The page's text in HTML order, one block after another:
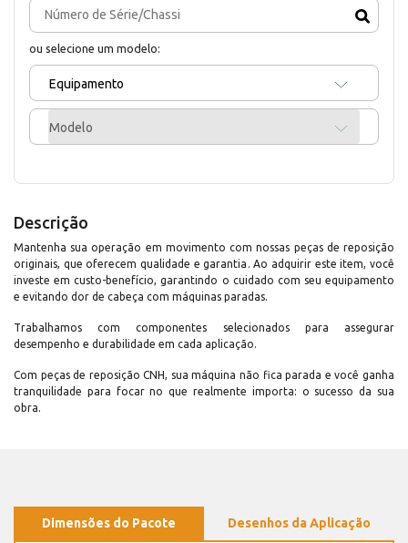
ou selecione um modelo:
Equipamento
Modelo
Descrição
Mantenha sua operação em movimento com nossas peças de reposição
originais, que oferecem qualidade e garantia. Ao adquirir este item, você
investe em custo-benefício, garantindo o cuidado com seu equipamento
e evitando dor de cabeça com máquinas paradas.
Trabalhamos com componentes selecionados para assegurar
desempenho e durabilidade em cada aplicação.
Com peças de reposição CNH, sua máquina não fica parada e você ganha
tranquilidade para focar no que realmente importa: o sucesso da sua
obra.
Dimensões do Pacote Desenhos da Aplicação